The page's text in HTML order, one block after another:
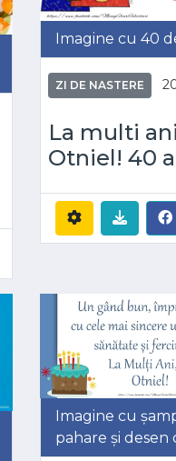
Imagine cu 40
ZI DE NASTERE
La multi ani
Otniel! 40
Imagine cu
pahare și